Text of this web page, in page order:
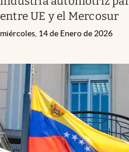
entre UE y el Mercosur
miércoles, 14 de Enero de 2026